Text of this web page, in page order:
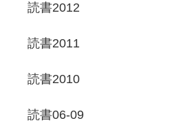
読書2012
読書2011
読書2010
読書06-09